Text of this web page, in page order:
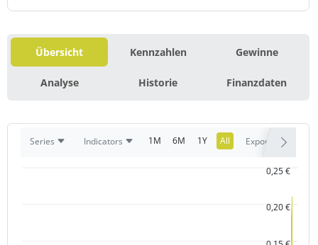
Übersicht Kennzahlen Gewinne
Analyse Historie Finanzdaten
Series Indicators 1M 6M 1Y All Export
0,20 €
0,25 €